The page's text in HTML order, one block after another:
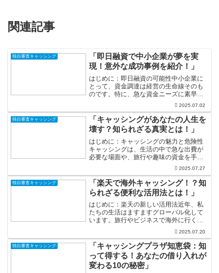
関連記事
独自審査キャッシング
「即日融資で中小企業が夢を実
現！意外な成功事例を紹介！」
はじめに：即日融資の可能性中小企業に
とって、資金調達は経営の生命線そのも
のです。特に、急な資金ニーズに素早く
対応できる「即日融資」は、多くの経営
者にとって心強い支援となります。これ
により、事業の成長や新たな挑戦に踏み
出すための資金を迅速に手...
2025.07.02
独自審査キャッシング
「キャッシングがあなたの人生を
壊す？知られざる真実とは！」
はじめに：キャッシングの魅力と危険性
キャッシングは、生活の中で急な出費が
必要な場面や、旅行や趣味の資金を手に
入れるための便利な手段として、多くの
速さは、現代社会において欠かせないも
のとなっています。しかし...
2025.07.27
独自審査キャッシング
「楽天で海外キャッシング！？知
られざる便利な活用法とは！」
はじめに：楽天の新しい活用法近年、私
たちの生活はますますグローバル化して
います。旅行やビジネスで海外に行く機
会が増えている中で、現地通貨での支払
いが必要になることが多くなっていま
す。そんな中、楽天が提供する「海外キ
ャッシング」というサービス...
2025.07.20
独自審査キャッシング
「キャッシングプラザ知恵袋：知
って得する！あなたの借り入れが
変わる10の秘密」